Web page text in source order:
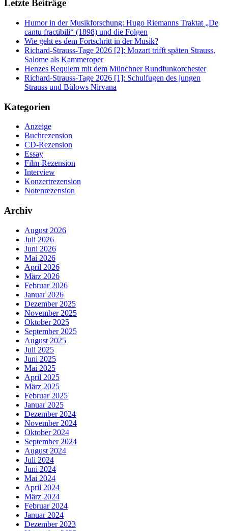
Letzte Beiträge
Humor in der Musikforschung: Hugo Riemanns Traktat „De
cantu fractibili“ (1898) und die Folgen
Wie geht es dem Fortschritt in der Musik?
Richard-Strauss-Tage 2026 [2]: Mozart trifft späten Strauss,
Salome als Kammeroper
Henzes Requiem mit dem Münchner Rundfunkorchester
Richard-Strauss-Tage 2026 [1]: Schulfugen des jungen
Strauss und Bülows Nirvana
Kategorien
Anzeige
Buchrezension
CD-Rezension
Essay
Film-Rezension
Interview
Konzertrezension
Notenrezension
Archiv
August 2026
Juli 2026
Juni 2026
Mai 2026
April 2026
März 2026
Februar 2026
Januar 2026
Dezember 2025
November 2025
Oktober 2025
September 2025
August 2025
Juli 2025
Juni 2025
Mai 2025
April 2025
März 2025
Februar 2025
Januar 2025
Dezember 2024
November 2024
Oktober 2024
September 2024
August 2024
Juli 2024
Juni 2024
Mai 2024
April 2024
März 2024
Februar 2024
Januar 2024
Dezember 2023